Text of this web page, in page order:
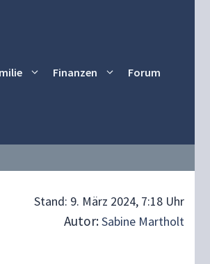
Finanzen Forum
Stand: 9. März 2024, 7:18 Uhr
Autor:Sabine Martholt